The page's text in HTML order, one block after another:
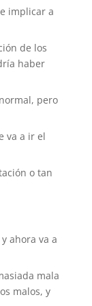
implicar a
de los
haber
pero
va a ir el
o tan
ahora va a
mala
malos, y